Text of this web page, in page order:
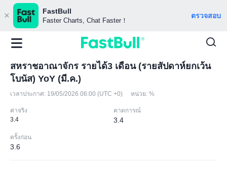
FastBull
Faster Charts, Chat Faster！
ตรวจสอบ
สหราชอาณาจักร รายได้3 เดือน (รายสัปดาห์ยกเว้น
โบนัส) YoY (มี.ค.)
เวลาประกาศ: 19/05/2026 06:00 (UTC +0) หน่วย: %
ค่าจริง
3.4
คาดการณ์
3.4
ครั้งก่อน
3.6